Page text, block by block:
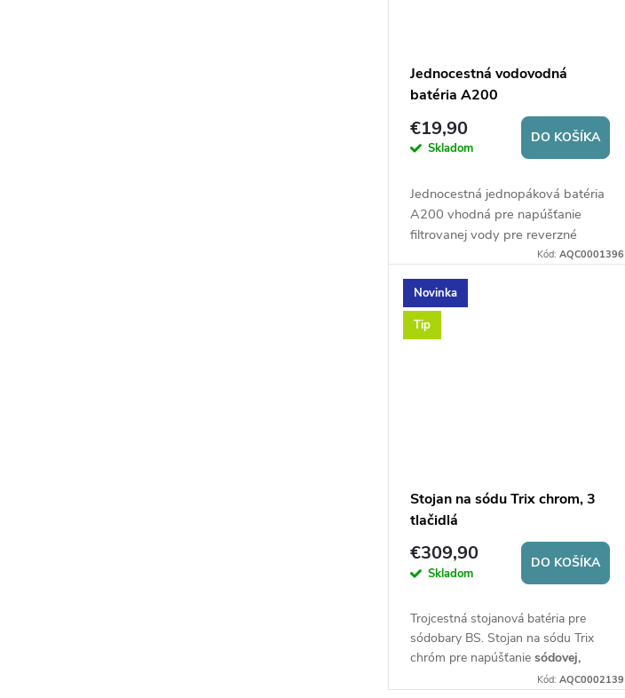
Jednocestná vodovodná
batéria A200
€19,90
Skladom
DO KOŠÍKA
Jednocestná jednopáková batéria
A200 vhodná pre napúšťanie
filtrovanej vody pre reverzné
osmózy alebo iné filtre na vodu.
Kód:AQC0001396
Novinka
Tip
Stojan na sódu Trix chrom, 3
tlačidlá
€309,90
Skladom
DO KOŠÍKA
Trojcestná stojanová batéria pre
sódobary BS. Stojan na sódu Trix
chróm pre napúšťanie sódovej,
chladenej a izbovej vody.Ovládanie
Kód:AQC0002139